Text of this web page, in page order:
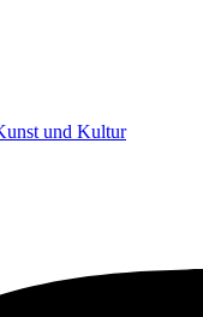
und Kultur